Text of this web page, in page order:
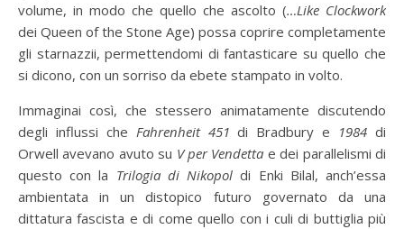
volume, in modo che quello che ascolto (…Like Clockwork
dei Queen of the Stone Age) possa coprire completamente
gli starnazzii, permettendomi di fantasticare su quello che
si dicono, con un sorriso da ebete stampato in volto.
Immaginai così, che stessero animatamente discutendo
degli influssi che Fahrenheit 451 di Bradbury e 1984 di
Orwell avevano avuto su V per Vendetta e dei parallelismi di
questo con la Trilogia di Nikopol di Enki Bilal, anch’essa
ambientata in un distopico futuro governato da una
dittatura fascista e di come quello con i culi di buttiglia più